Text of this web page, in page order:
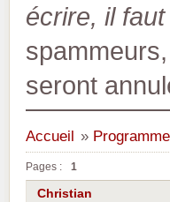
écrire, il
seront
Accueil »
Pages : 1
Christian